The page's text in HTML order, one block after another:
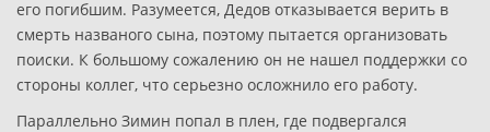
его погибшим. Разумеется, Дедов отказывается верить в
смерть названого сына, поэтому пытается организовать
поиски. К большому сожалению он не нашел поддержки со
стороны коллег, что серьезно осложнило его работу.
Параллельно Зимин попал в плен, где подвергался